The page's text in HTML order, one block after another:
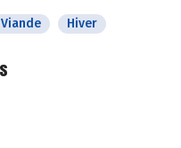
Viande Hiver